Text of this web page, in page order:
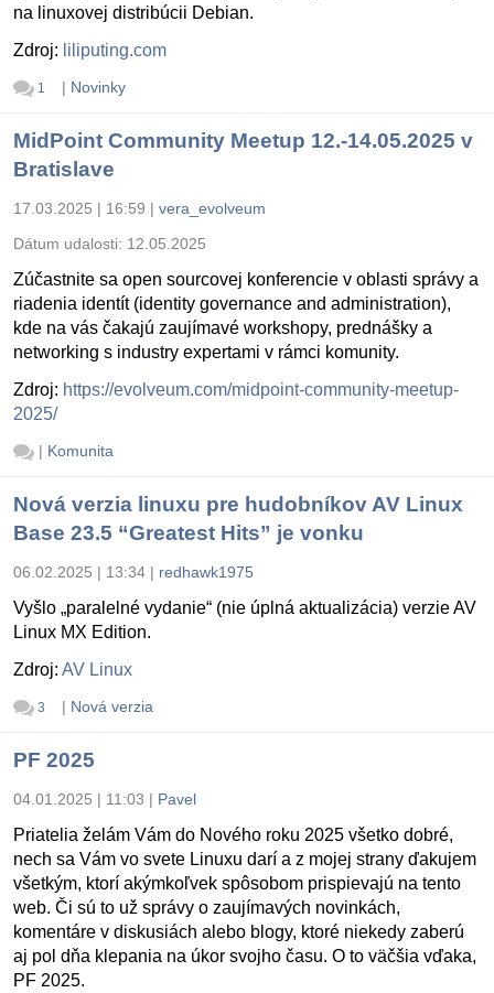
na linuxovej distribúcii Debian.
Zdroj: liliputing.com
1 | Novinky
MidPoint Community Meetup 12.-14.05.2025 v
Bratislave
17.03.2025 | 16:59 | vera_evolveum
Dátum udalosti: 12.05.2025
Zúčastnite sa open sourcovej konferencie v oblasti správy a
riadenia identít (identity governance and administration),
kde na vás čakajú zaujímavé workshopy, prednášky a
networking s industry expertami v rámci komunity.
Zdroj: https://evolveum.com/midpoint-community-meetup-
2025/
| Komunita
Nová verzia linuxu pre hudobníkov AV Linux
Base 23.5 “Greatest Hits” je vonku
06.02.2025 | 13:34 | redhawk1975
Vyšlo „paralelné vydanie“ (nie úplná aktualizácia) verzie AV
Linux MX Edition.
Zdroj: AV Linux
3 | Nová verzia
PF 2025
04.01.2025 | 11:03 | Pavel
Priatelia želám Vám do Nového roku 2025 všetko dobré,
nech sa Vám vo svete Linuxu darí a z mojej strany ďakujem
všetkým, ktorí akýmkoľvek spôsobom prispievajú na tento
web. Či sú to už správy o zaujímavých novinkách,
komentáre v diskusiách alebo blogy, ktoré niekedy zaberú
aj pol dňa klepania na úkor svojho času. O to väčšia vďaka,
PF 2025.